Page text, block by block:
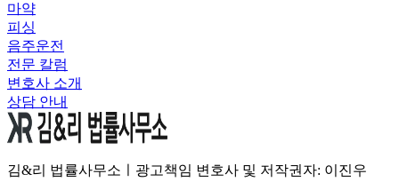
마약
피싱
음주운전
전문 칼럼
변호사 소개
상담 안내
김&리 법률사무소ㅣ광고책임 변호사 및 저작권자: 이진우